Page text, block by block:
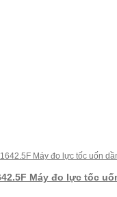
Máy đo lực tốc